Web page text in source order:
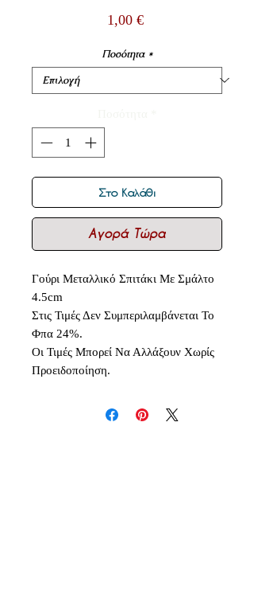
1,00 €Τιμή
Ποσότητα *
Στο Καλάθι
Αγορά Τώρα
Γούρι Μεταλλικό Σπιτάκι Με Σμάλτο
4.5cm
Στις Τιμές Δεν Συμπεριλαμβάνεται Το
Φπα 24%.
Οι Τιμές Μπορεί Να Αλλάξουν Χωρίς
Προειδοποίηση.